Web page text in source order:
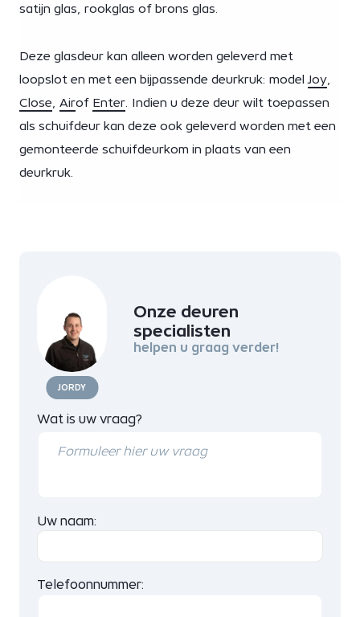
satijn glas, rookglas of brons glas.
Deze glasdeur kan alleen worden geleverd met
loopslot en met een bijpassende deurkruk: model Joy
Close Airof Enter . Indien u deze deur wilt toepassen
als schuifdeur kan deze ook geleverd worden met een
gemonteerde schuifdeurkom in plaats van een
deurkruk.
JORDY
Onze deuren
specialisten
helpen u graag verder!
Wat is uw vraag?
Uw naam:
Telefoonnummer: